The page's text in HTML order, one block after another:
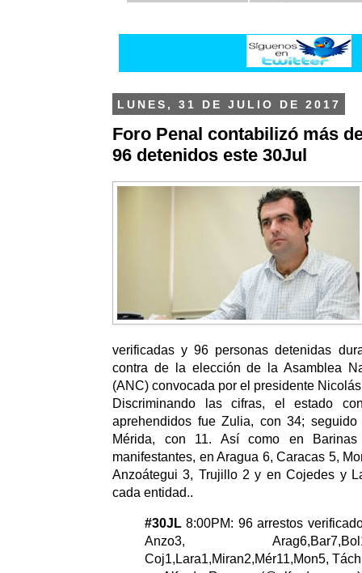
LUNES, 31 DE JULIO DE 2017
Foro Penal contabilizó más
96 detenidos este 30Jul
verificadas y 96 personas detenidas
contra de la elección de la Asamblea
(ANC) convocada por el presidente
Discriminando las cifras, el estado
aprehendidos fue Zulia, con 34;
Mérida, con 11. Así como en
manifestantes, en Aragua 6, Caracas 5,
Anzoátegui 3, Trujillo 2 y en Cojedes y
cada entidad..
#30JL 8:00PM: 96 arrestos
Anzo3,
Coj1,Lara1,Miran2,Mér11,Mon5,